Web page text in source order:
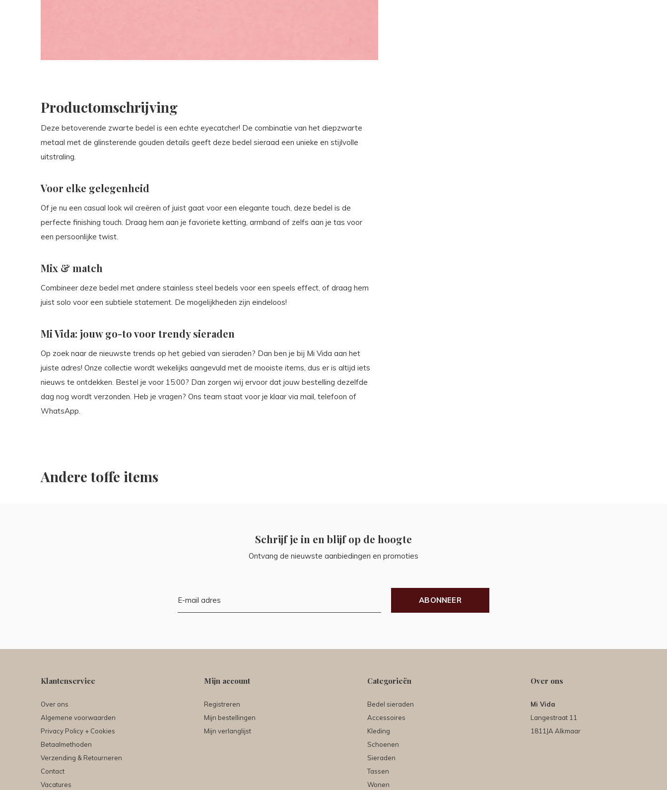
Productomschrijving
Deze betoverende zwarte bedel is een echte eyecatcher! De combinatie van het diepzwarte
metaal met de glinsterende gouden details geeft deze bedel sieraad een unieke en stijlvolle
uitstraling.
Voor elke gelegenheid
Of je nu een casual look wil creëren of juist gaat voor een elegante touch, deze bedel is de
perfecte finishing touch. Draag hem aan je favoriete ketting, armband of zelfs aan je tas voor
een persoonlijke twist.
Mix & match
Combineer deze bedel met andere stainless steel bedels voor een speels effect, of draag hem
juist solo voor een subtiele statement. De mogelijkheden zijn eindeloos!
Mi Vida: jouw go-to voor trendy sieraden
Op zoek naar de nieuwste trends op het gebied van sieraden? Dan ben je bij Mi Vida aan het
juiste adres! Onze collectie wordt wekelijks aangevuld met de mooiste items, dus er is altijd iets
nieuws te ontdekken. Bestel je voor 15:00? Dan zorgen wij ervoor dat jouw bestelling dezelfde
dag nog wordt verzonden. Heb je vragen? Ons team staat voor je klaar via mail, telefoon of
WhatsApp.
Andere toffe items
Schrijf je in en blijf op de hoogte
Ontvang de nieuwste aanbiedingen en promoties
ABONNEER
Klantenservice
Over ons
Algemene voorwaarden
Privacy Policy + Cookies
Betaalmethoden
Verzending & Retourneren
Contact
Vacatures
Mijn account
Registreren
Mijn bestellingen
Mijn verlanglijst
Categorieën
Bedel sieraden
Accessoires
Kleding
Schoenen
Sieraden
Tassen
Wonen
Over ons
Mi Vida
Langestraat 11
1811JA Alkmaar